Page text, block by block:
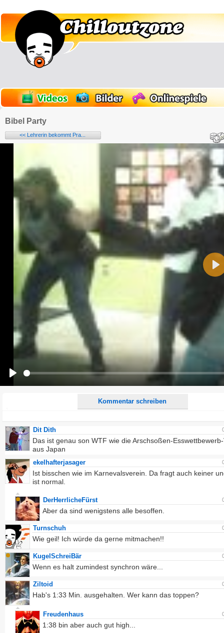
Bibel Party
<< Lehrerin bekommt Pra...
Kommentar schreiben
E-Mail-Adresse (optional):
Alle HTML-Tags außer <br>, <strike> und <i> werden aus Deinem Kommentar entfernt.
URLs werden automatisch umgewandelt. Bitte verwende "www." oder "http://" in URLs
Ich möchte eine E-Mail, wenn zu meinem Kommentar Antworten erscheinen.
Ich möchte eine E-Mail, wenn auf dieser Seite weitere Kommentare erscheinen.
Dit Dith
Das ist genau son WTF wie die Arschsoßen-
aus Japan
ekelhafterjasager
Ist bisschen wie im Karnevalsverein. Da fragt auch keiner
ist normal.
DerHerrlicheFürst
Aber da sind wenigstens alle besoffen.
Turnschuh
Wie geil! Ich würde da gerne mitmachen!!
KugelSchreiBär
Wenn es halt zumindest synchron wäre...
Ziltoid
Hab's 1:33 Min. ausgehalten. Wer kann das toppen?
Freudenhaus
1:38 bin aber auch gut high...